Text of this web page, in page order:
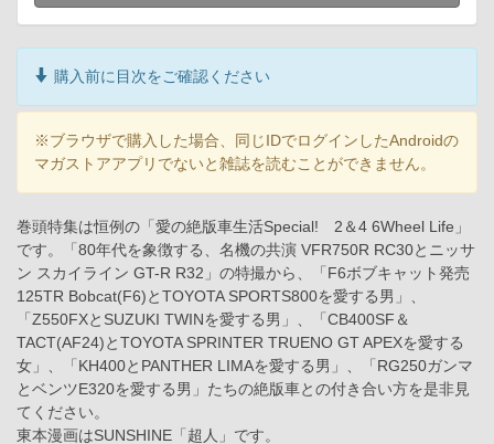
購入前に目次をご確認ください
※ブラウザで購入した場合、同じIDでログインしたAndroidの
マガストアアプリでないと雑誌を読むことができません。
巻頭特集は恒例の「愛の絶版車生活Special! 2＆4 6Wheel Life」
です。「80年代を象徴する、名機の共演 VFR750R RC30とニッサ
ン スカイライン GT-R R32」の特撮から、「F6ボブキャット発売
125TR Bobcat(F6)とTOYOTA SPORTS800を愛する男」、
「Z550FXとSUZUKI TWINを愛する男」、「CB400SF＆
TACT(AF24)とTOYOTA SPRINTER TRUENO GT APEXを愛する
女」、「KH400とPANTHER LIMAを愛する男」、「RG250ガンマ
とベンツE320を愛する男」たちの絶版車との付き合い方を是非見
てください。
東本漫画はSUNSHINE「超人」です。